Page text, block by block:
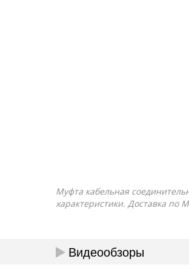
Муфта кабельная
характеристики. Доставка по
Видеообзоры